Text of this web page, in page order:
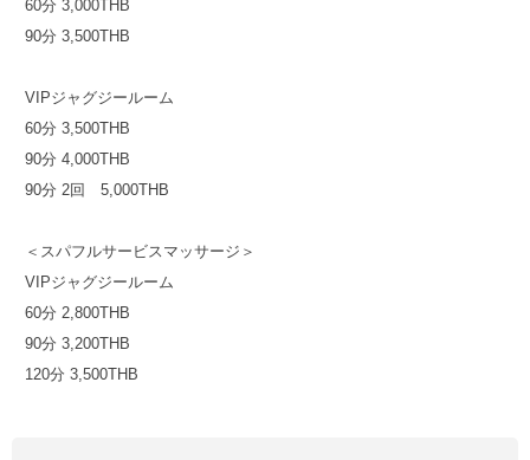
60分 3,000THB
90分 3,500THB
VIPジャグジールーム
60分 3,500THB
90分 4,000THB
90分 2回 5,000THB
＜スパフルサービスマッサージ＞
VIPジャグジールーム
60分 2,800THB
90分 3,200THB
120分 3,500THB